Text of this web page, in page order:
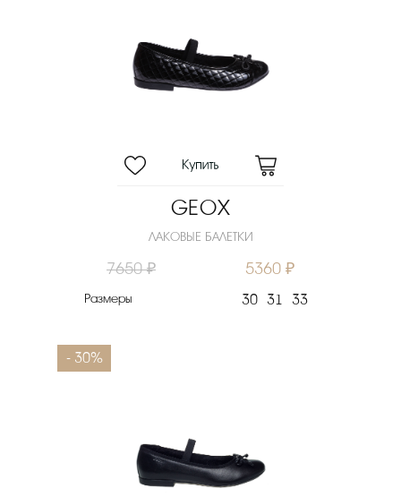
GEOX
ЛАКОВЫЕ БАЛЕТКИ
7650 ₽ 5360 ₽
Размеры 30 31 33
- 30%